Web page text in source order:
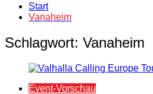
Start
Vanaheim
Schlagwort: Vanaheim
Event-Vorschau